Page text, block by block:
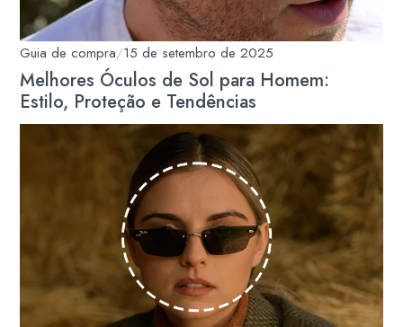
Guia de compra/15 de setembro de 2025
Melhores Óculos de Sol para Homem:
Estilo, Proteção e Tendências